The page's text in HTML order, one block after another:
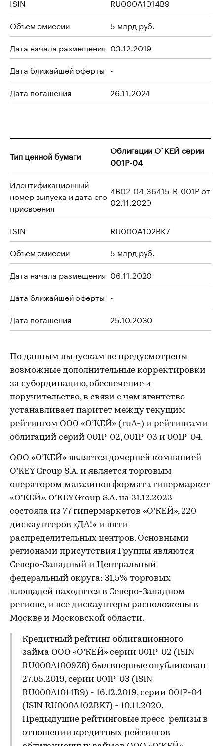
ISIN
RU000A1014B9
Объем эмиссии
5 млрд руб.
Дата начала размещения 03.12.2019
Дата ближайшей оферты -
Дата погашения
26.11.2024
Тип ценной бумаги
Облигации О`КЕЙ серии
001P-04
Идентификационный
номер выпуска и дата его
присвоения
4B02-04-36415-R-001P от
02.11.2020
ISIN
RU000A102BK7
Объем эмиссии
5 млрд руб.
Дата начала размещения 06.11.2020
Дата ближайшей оферты -
Дата погашения
25.10.2030
По данным выпускам не предусмотрены
возможные дополнительные корректировки
за субординацию, обеспечение и
поручительство, в связи с чем агентство
устанавливает паритет между текущим
рейтингом ООО «О’КЕЙ» (ruA-) и рейтингами
облигаций серий 001P-02, 001P-03 и 001P-04.
ООО «О’КЕЙ» является дочерней компанией
O’KEY Group S.A. и является торговым
оператором магазинов формата гипермаркет
«О’КЕЙ». O’KEY Group S.A. на 31.12.2023
состояла из 77 гипермаркетов «О’КЕЙ», 220
дискаунтеров «ДА!» и пяти
распределительных центров. Основными
регионами присутствия Группы являются
Северо-Западный и Центральный
федеральный округа: 31,5% торговых
площадей находятся в Северо-Западном
регионе, и все дискаунтеры расположены в
Москве и Московской области.
Кредитный рейтинг облигационного
займа ООО «О’КЕЙ» серии 001P-02 (ISIN
RU000A1009Z8) был впервые опубликован
27.05.2019, серии 001P-03 (ISIN
RU000A1014B9) - 16.12.2019, серии 001P-04
(ISIN RU000A102BK7) - 10.11.2020.
Предыдущие рейтинговые пресс-релизы в
отношении кредитных рейтингов